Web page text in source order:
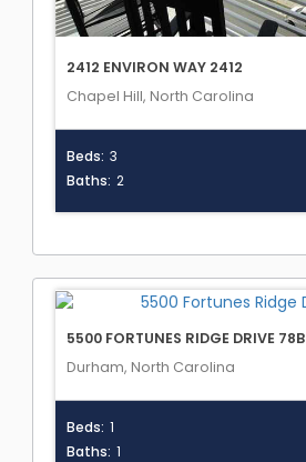
2412 ENVIRON WAY 2412
Chapel Hill, North Carolina
Beds: 3
Baths: 2
5500 FORTUNES RIDGE DRIVE 78B
Durham, North Carolina
Beds: 1
Baths: 1